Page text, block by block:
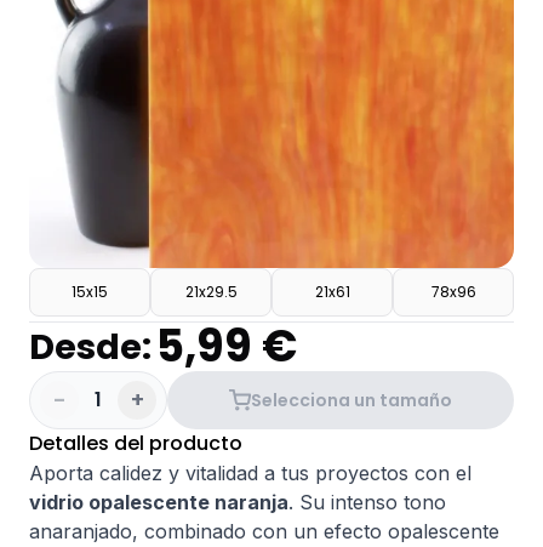
15x15 21x29.5 21x61 78x96
Desde: 5,99 €
- 1 + Selecciona un tamaño
Detalles del producto
Aporta calidez y vitalidad a tus proyectos con el
vidrio opalescente naranja. Su intenso tono
anaranjado, combinado con un efecto opalescente